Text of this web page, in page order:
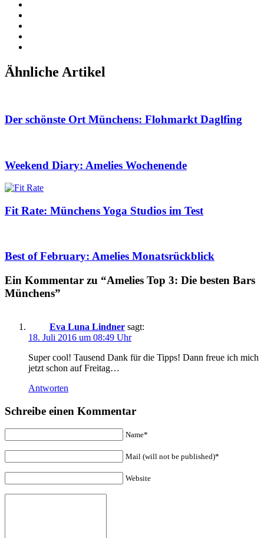
Ähnliche Artikel
Der schönste Ort Münchens: Flohmarkt Daglfing
Weekend Diary: Amelies Wochenende
Fit Rate: Münchens Yoga Studios im Test
Best of February: Amelies Monatsrückblick
Ein Kommentar zu “Amelies Top 3: Die besten Bars
Münchens”
Eva Luna Lindner sagt:
18. Juli 2016 um 08:49 Uhr
Super cool! Tausend Dank für die Tipps! Dann freue ich mich
jetzt schon auf Freitag…
Antworten
Schreibe einen Kommentar
Name*
Mail (will not be published)*
Website